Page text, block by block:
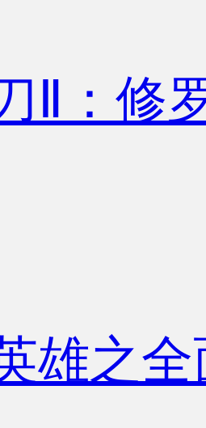
Ⅱ：修
雄之